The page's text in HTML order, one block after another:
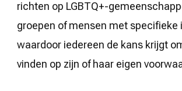
richten op LGBTQ+-
groepen of mensen met specifieke
waardoor iedereen de kans krijgt
vinden op zijn of haar eigen